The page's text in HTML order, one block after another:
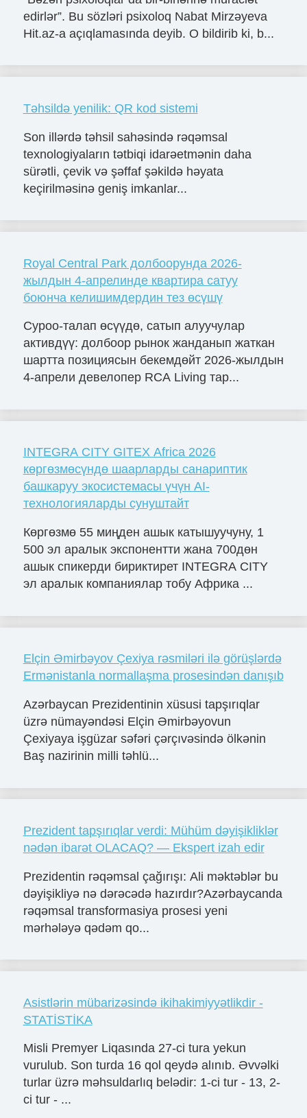
edirlər”. Bu sözləri psixoloq Nabat Mirzəyeva
Hit.az-a açıqlamasında deyib. O bildirib ki, b...
Təhsildə yenilik: QR kod sistemi
Son illərdə təhsil sahəsində rəqəmsal
texnologiyaların tətbiqi idarəetmənin daha
sürətli, çevik və şəffaf şəkildə həyata
keçirilməsinə geniş imkanlar...
Royal Central Park долбоорунда 2026-
жылдын 4-апрелинде квартира сатуу
боюнча келишимдердин тез өсүшү
Суроо-талап өсүүдө, сатып алуучулар
активдүү: долбоор рынок жанданып жаткан
шартта позициясын бекемдөйт 2026-жылдын
4-апрели девелопер RCA Living тар...
INTEGRA CITY GITEX Africa 2026
көргөзмөсүндө шаарларды санариптик
башкаруу экосистемасы үчүн AI-
технологияларды сунуштайт
Көргөзмө 55 миңден ашык катышуучуну, 1
500 эл аралык экспонентти жана 700дөн
ашык спикерди бириктирет INTEGRA CITY
эл аралык компаниялар тобу Африка ...
Elçin Əmirbəyov Çexiya rəsmiləri ilə görüşlərdə
Ermənistanla normallaşma prosesindən danışıb
Azərbaycan Prezidentinin xüsusi tapşırıqlar
üzrə nümayəndəsi Elçin Əmirbəyovun
Çexiyaya işgüzar səfəri çərçıvəsində ölkənin
Baş nazirinin milli təhlü...
Prezident tapşırıqlar verdi: Mühüm dəyişikliklər
nədən ibarət OLACAQ? — Ekspert izah edir
Prezidentin rəqəmsal çağırışı: Ali məktəblər bu
dəyişikliyə nə dərəcədə hazırdır?Azərbaycanda
rəqəmsal transformasiya prosesi yeni
mərhələyə qədəm qo...
Asistlərin mübarizəsində ikihakimiyyətlikdir -
STATİSTİKA
Misli Premyer Liqasında 27-ci tura yekun
vurulub. Son turda 16 qol qeydə alınıb. Əvvəlki
turlar üzrə məhsuldarlıq belədir: 1-ci tur - 13, 2-
ci tur - ...